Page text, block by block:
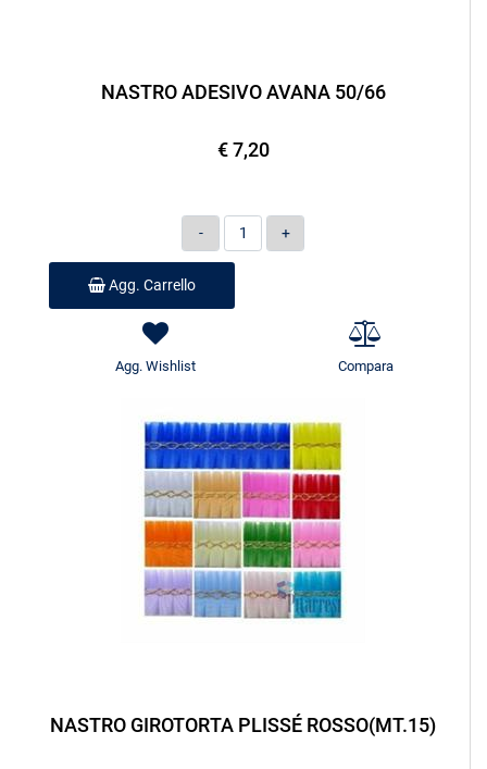
NASTRO ADESIVO AVANA 50/66
€ 7,20
Quantità
Agg. Carrello
Agg. Wishlist Compara
NASTRO GIROTORTA PLISSÉ ROSSO(MT.15)